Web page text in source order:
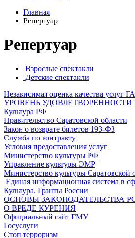
Главная
Репертуар
Репертуар
Взрослые спектакли
Детские спектакли
Независимая оценка качества услуг
УРОВЕНЬ УДОВЛЕТВОРЁННОСТИ
Культура РФ
Правительство Саратовской области
Закон о возврате билетов 193-ФЗ
Служба по контракту
Условия предоставления услуг
Министерство культуры РФ
Управление культуры ЭМР
Министерство культуры Саратовской
Единая информационная система в
Культура. Гранты России
ОСНОВЫ ЗАКОНОДАТЕЛЬСТВА
О ВРЕДЕ КУРЕНИЯ
Официальный сайт ГМУ
Госуслуги
Стоп терроризм